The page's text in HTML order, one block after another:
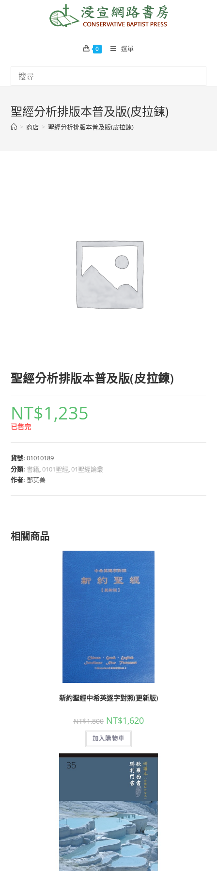
0 選單
聖經分析排版本普及版(皮拉鍊)
> 商店 > 聖經分析排版本普及版(皮拉鍊)
聖經分析排版本普及版(皮拉鍊)
NT$1,235
已售完
貨號:01010189
分類: 書籍,0101聖經,01聖經論叢
作者:鄧英善
相關商品
新約聖經中希英逐字對照(更新版)
NT$1,800 NT$1,620
加入購物車